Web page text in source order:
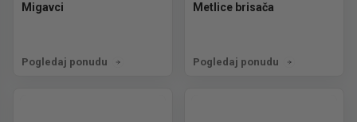
Migavci
Pogledaj ponudu
Metlice brisača
Pogledaj ponudu